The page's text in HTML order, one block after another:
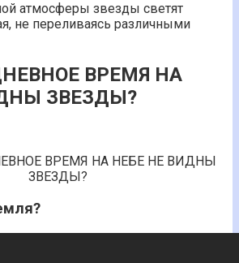
атмосферы звезды светят
не переливаясь различными
ВРЕМЯ НА
ЗВЕЗДЫ?